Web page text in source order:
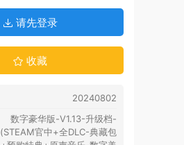
请先登录
收藏
20240802
数字豪华版-V1.13-升级档-
(STEAM官中+全DLC-典藏包